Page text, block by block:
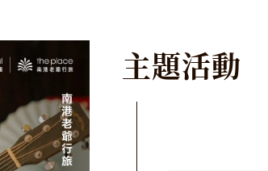
主題活動